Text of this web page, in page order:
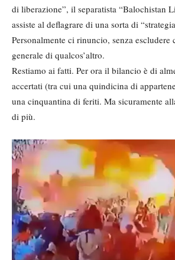
di liberazione”, il separatista “Balochistan
assiste al deflagrare di una sorta di
Personalmente ci rinuncio, senza escludere
generale di qualcos’altro.
Restiamo ai fatti. Per ora il bilancio è di
accertati (tra cui una quindicina di
una cinquantina di feriti. Ma sicuramente
di più.